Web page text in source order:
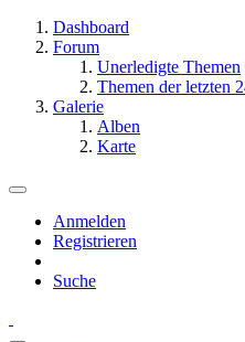
Dashboard
Forum
Unerledigte Themen
Themen der letzten
Galerie
Alben
Karte
Anmelden
Registrieren
Suche